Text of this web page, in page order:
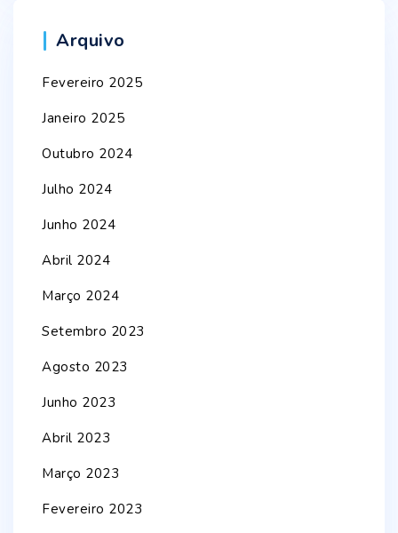
Arquivo
Fevereiro 2025
Janeiro 2025
Outubro 2024
Julho 2024
Junho 2024
Abril 2024
Março 2024
Setembro 2023
Agosto 2023
Junho 2023
Abril 2023
Março 2023
Fevereiro 2023